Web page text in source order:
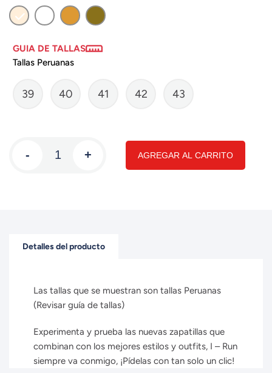
GUIA DE TALLAS
Tallas Peruanas
39 40 41 42 43
- + AGREGAR AL CARRITO
Detalles del producto
Las tallas que se muestran son tallas Peruanas
(Revisar guía de tallas)
Experimenta y prueba las nuevas zapatillas que
combinan con los mejores estilos y outfits, I – Run
siempre va conmigo, ¡Pídelas con tan solo un clic!